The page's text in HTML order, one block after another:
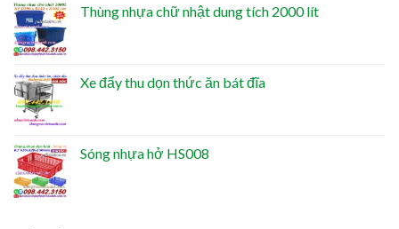
Thùng nhựa chữ nhật dung tích 2000 lít
Xe đẩy thu dọn thức ăn bát đĩa
Sóng nhựa hở HS008